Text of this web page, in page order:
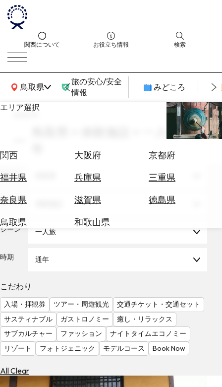
関西について お役立ち情報 検索
鳥取県
関西広域MAP
旅の安心/安全
情報
みどころ
エリア選択
関西 大阪府
京都府
福井県
兵庫県
三重県
奈良県
滋賀県
徳島県
鳥取県
和歌山県
エ
券
テ
を
る
気
を
見
る
search
鳥取県 × 体験施設 × 一人旅 × 通
エリア
テーマ
シーン 一人旅
時期 通年
こだわり
入場・拝観券 ツアー・周遊観光
交通チケット・交通セット
サスティナブル
ガストロノミー
癒し・リラックス
サブカルチャー
ファッション
ナイトタイムエコノミー
リゾート
フォトジェニック モデルコース Book Now
All Clear